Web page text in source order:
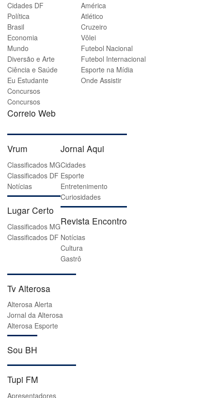
Cidades DF
Política
Brasil
Economia
Mundo
Diversão e Arte
Ciência e Saúde
Eu Estudante
Concursos
Concursos
Correio Web
América
Atlético
Cruzeiro
Vôlei
Futebol Nacional
Futebol Internacional
Esporte na Mídia
Onde Assistir
Vrum
Classificados MG
Classificados DF
Notícias
Lugar Certo
Classificados MG
Classificados DF
Jornal Aqui
Cidades
Esporte
Entretenimento
Curiosidades
Revista Encontro
Notícias
Cultura
Gastrô
Tv Alterosa
Alterosa Alerta
Jornal da Alterosa
Alterosa Esporte
Sou BH
Tupi FM
Apresentadores